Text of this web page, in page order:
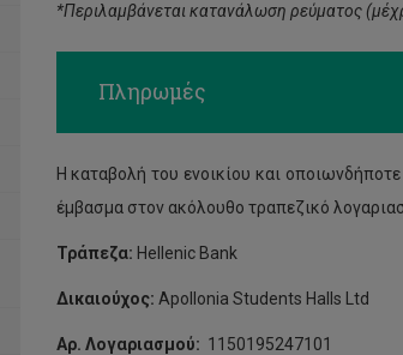
*Περιλαμβάνεται κατανάλωση ρεύματος
Πληρωμές
Η καταβολή του ενοικίου και
έμβασμα στον ακόλουθο τραπεζικό
Τράπεζα: Hellenic Bank
Δικαιούχος: Apollonia Students Halls Ltd
Αρ. Λογαριασμού: 1150195247101